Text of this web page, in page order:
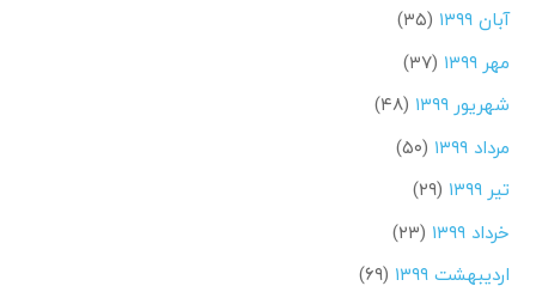
آبان ۱۳۹۹
(۳۵)
مهر ۱۳۹۹
(۳۷)
شهریور ۱۳۹۹
(۴۸)
مرداد ۱۳۹۹
(۵۰)
تیر ۱۳۹۹
(۲۹)
خرداد ۱۳۹۹
(۲۳)
اردیبهشت ۱۳۹۹
(۶۹)